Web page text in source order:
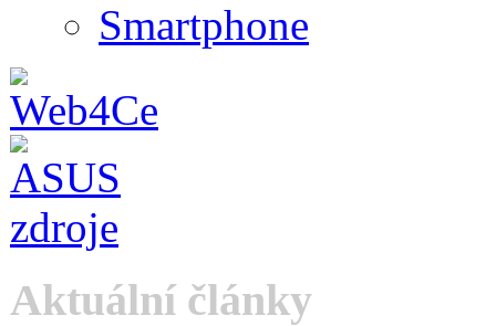
Smartphone
Aktuální články